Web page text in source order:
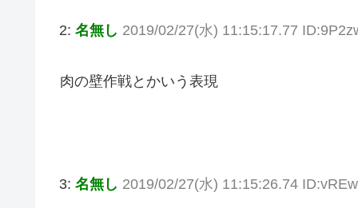
2: 名無し 2019/02/27(水) 11:15:17.77
肉の壁作戦とかいう表現
3: 名無し 2019/02/27(水) 11:15:26.74